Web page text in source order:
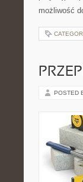
możliwość
POSTED